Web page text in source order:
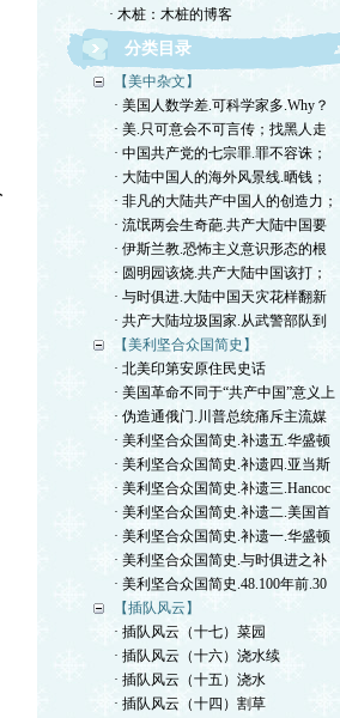
· 木桩：木桩的博客
分类目录
【美中杂文】
· 美国人数学差.可科学家多.Why？
· 美.只可意会不可言传；找黑人走
· 中国共产党的七宗罪.罪不容诛；
· 大陆中国人的海外风景线.晒钱；
· 非凡的大陆共产中国人的创造力；
· 流氓两会生奇葩.共产大陆中国要
· 伊斯兰教.恐怖主义意识形态的根
· 圆明园该烧.共产大陆中国该打；
· 与时俱进.大陆中国天灾花样翻新
· 共产大陆垃圾国家.从武警部队到
【美利坚合众国简史】
· 北美印第安原住民史话
· 美国革命不同于“共产中国”意义上
· 伪造通俄门.川普总统痛斥主流媒
· 美利坚合众国简史.补遗五.华盛顿
· 美利坚合众国简史.补遗四.亚当斯
· 美利坚合众国简史.补遗三.Hancoc
· 美利坚合众国简史.补遗二.美国首
· 美利坚合众国简史.补遗一.华盛顿
· 美利坚合众国简史.与时俱进之补
· 美利坚合众国简史.48.100年前.30
【插队风云】
· 插队风云（十七）菜园
· 插队风云（十六）浇水续
· 插队风云（十五）浇水
· 插队风云（十四）割草